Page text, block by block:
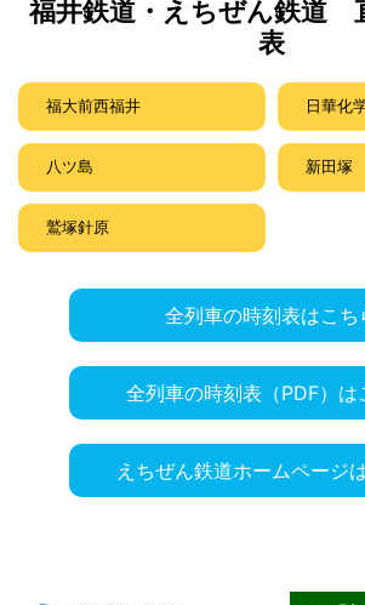
福井鉄道・えちぜん鉄道
表
福大前西福井 日華化
八ツ島 新田塚
鷲塚針原
全列車の時刻表はこち
全列車の時刻表（PDF）は
えちぜん鉄道ホームページ